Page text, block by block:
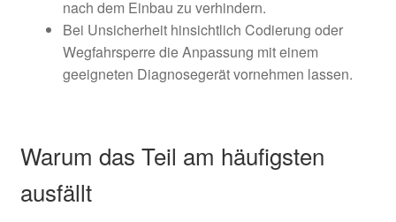
nach dem Einbau zu verhindern.
Bei Unsicherheit hinsichtlich Codierung oder
Wegfahrsperre die Anpassung mit einem
geeigneten Diagnosegerät vornehmen lassen.
Warum das Teil am häufigsten
ausfällt